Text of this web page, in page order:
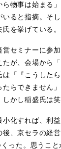
物事は始まる
ると指摘。そ
を挙げている。
セミナーに参
が、会場から
「『こうした
たらできません
かし稲盛氏は
化すれば、利
、京セラの経
った。思うこ